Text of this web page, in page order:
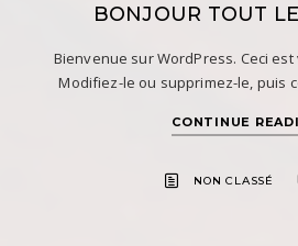
BONJOUR TOUT
Bienvenue sur WordPress. Ceci
Modifiez-le ou supprimez-le, puis
CONTINUE
NON CLASSÉ